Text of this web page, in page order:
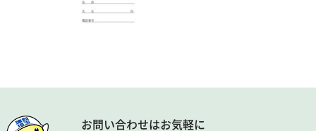
お問い合わせはお気軽に